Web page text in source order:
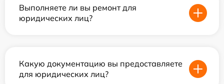
Выполняете ли вы ремонт для
юридических лиц?
Какую документацию вы предоставляете
для юридических лиц?